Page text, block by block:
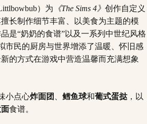
）为 《The Sims 4》 创作自定义
长制作细节丰富、以美食为主题的模
是“奶奶的食谱”以及一系列中世纪风格
市民的厨房与世界增添了温暖、怀旧感
的方式在游戏中营造温馨而充满想象
小点心炸面团 鳕鱼球和葡式蛋挞 ，以
食谱。